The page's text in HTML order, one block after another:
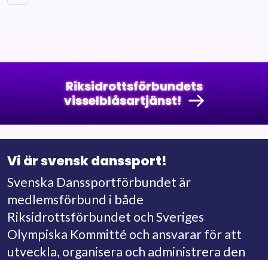
Riksidrottsförbundets
visselblåsartjänst!
Vi är svensk danssport!
Svenska Danssportförbundet är
medlemsförbund i både
Riksidrottsförbundet och Sveriges
Olympiska Kommitté och ansvarar för att
utveckla, organisera och administrera den